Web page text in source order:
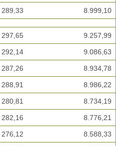
289,33 8.999,10
297,65 9.257,99
292,14 9.086,63
287,26 8.934,78
288,91 8.986,22
280,81 8.734,19
282,16 8.776,21
276,12 8.588,33